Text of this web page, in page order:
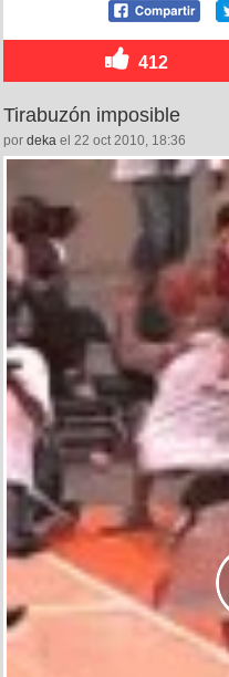
412
Tirabuzón imposible
por deka el 22 oct 2010, 18:36